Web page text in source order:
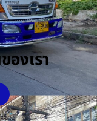
งเรา